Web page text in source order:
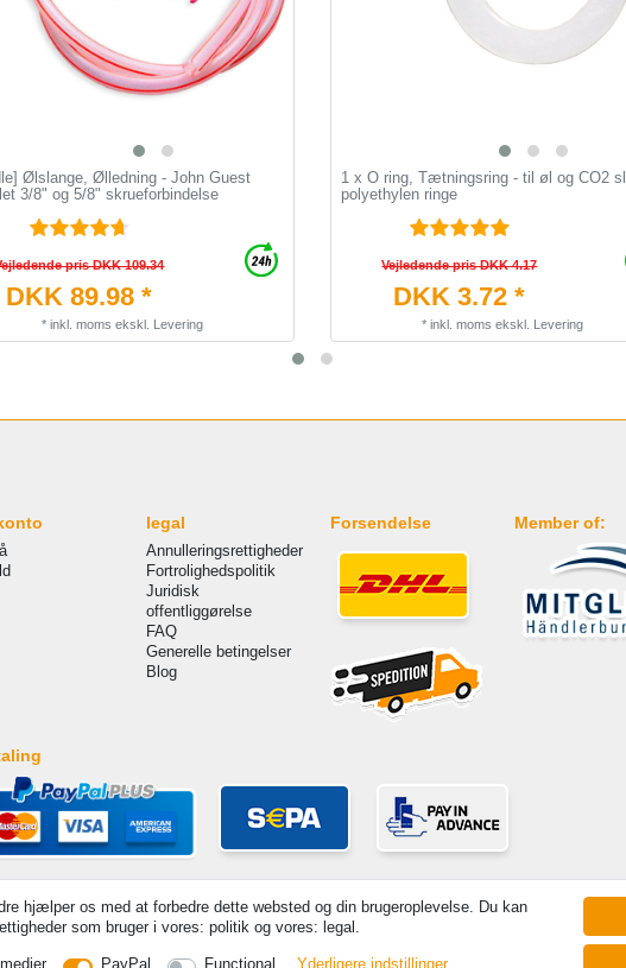
Ølslange, Ølledning - John Guest
3/8" og 5/8" skrueforbindelse
pris DKK 109.34
DKK 89.98 *
* inkl. moms ekskl. Levering
1 x O ring, Tætningsring - til øl og CO2
polyethylen ringe
Vejledende pris DKK 4.17
DKK 3.72 *
* inkl. moms ekskl. Levering
legal
Annulleringsrettigheder
Fortrolighedspolitik
Juridisk
offentliggørelse
FAQ
Generelle betingelser
Blog
Forsendelse Member of:
hjælper os med at forbedre dette websted og din brugeroplevelse. Du kan
som bruger i vores: politik og vores: legal.
PayPal Functional Yderligere indstillinger